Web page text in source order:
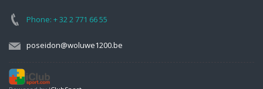
Phone: + 32 2 771 66 55
poseidon@woluwe1200.be